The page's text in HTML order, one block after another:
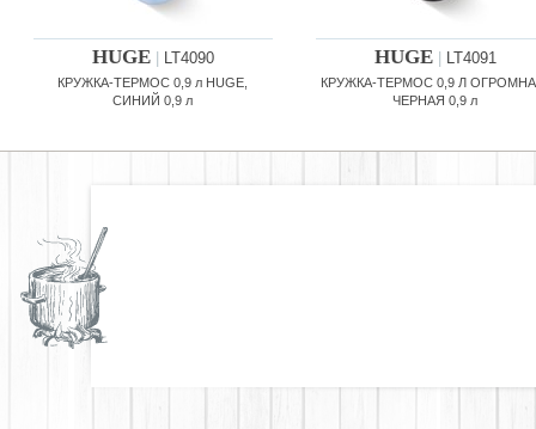
HUGE LT4090
КРУЖКА-ТЕРМОС 0,9 л HUGE,
СИНИЙ 0,9 л
HUGE LT4091
КРУЖКА-ТЕРМОС 0,9 Л
ЧЕРНАЯ 0,9 л